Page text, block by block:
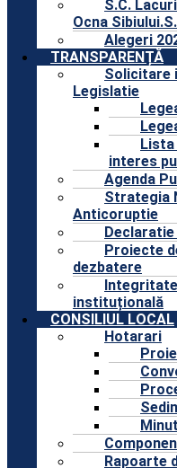
S.C.
Ocna
Alegeri
TRANSPARENȚĂ
Solicitare
Legislatie
interes
Agenda
Strategia
Anticoruptie
Proiecte
dezbatere
Integritate
instituțională
CONSILIUL LOCAL
Hotarari
Rapoarte